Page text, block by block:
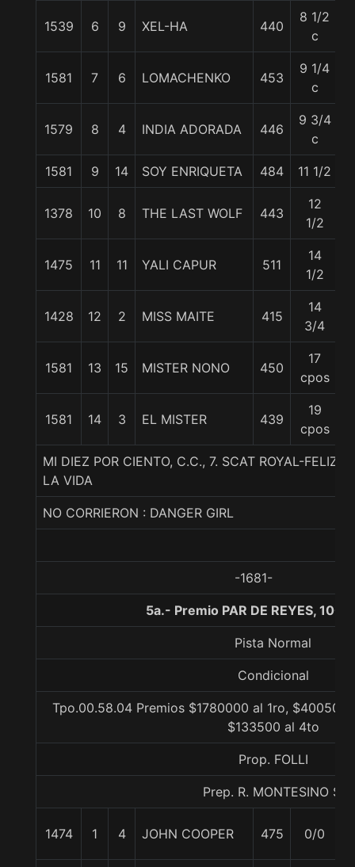
1539 6 9 XEL-HA 440
8 1/2
c
1581 7 6 LOMACHENKO 453
9 1/4
c
1579 8 4 INDIA ADORADA 446
9 3/4
c
1581 9 14 SOY ENRIQUETA 484 11 1/2
1378 10 8 THE LAST WOLF 443
12
1/2
1475 11 11 YALI CAPUR 511
14
1/2
1428 12 2 MISS MAITE 415
14
3/4
1581 13 15 MISTER NONO 450
17
cpos
1581 14 3 EL MISTER 439
19
cpos
MI DIEZ POR CIENTO, C.C., 7. SCAT ROYAL-FELIZ
LA VIDA
NO CORRIERON : DANGER GIRL
-1681-
5a.- Premio PAR DE REYES,
Pista Normal
Condicional
Tpo.00.58.04 Premios $1780000 al 1ro,
$133500 al 4to
Prop. FOLLI
Prep. R. MONTESINO S.
1474 1 4 JOHN COOPER 475 0/0